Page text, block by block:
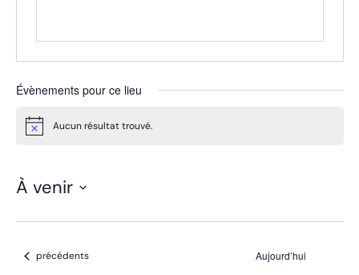
Évènements pour ce lieu
NoticeAucun résultat trouvé.
À venir
une
Évènements
précédents Aujourd’hui